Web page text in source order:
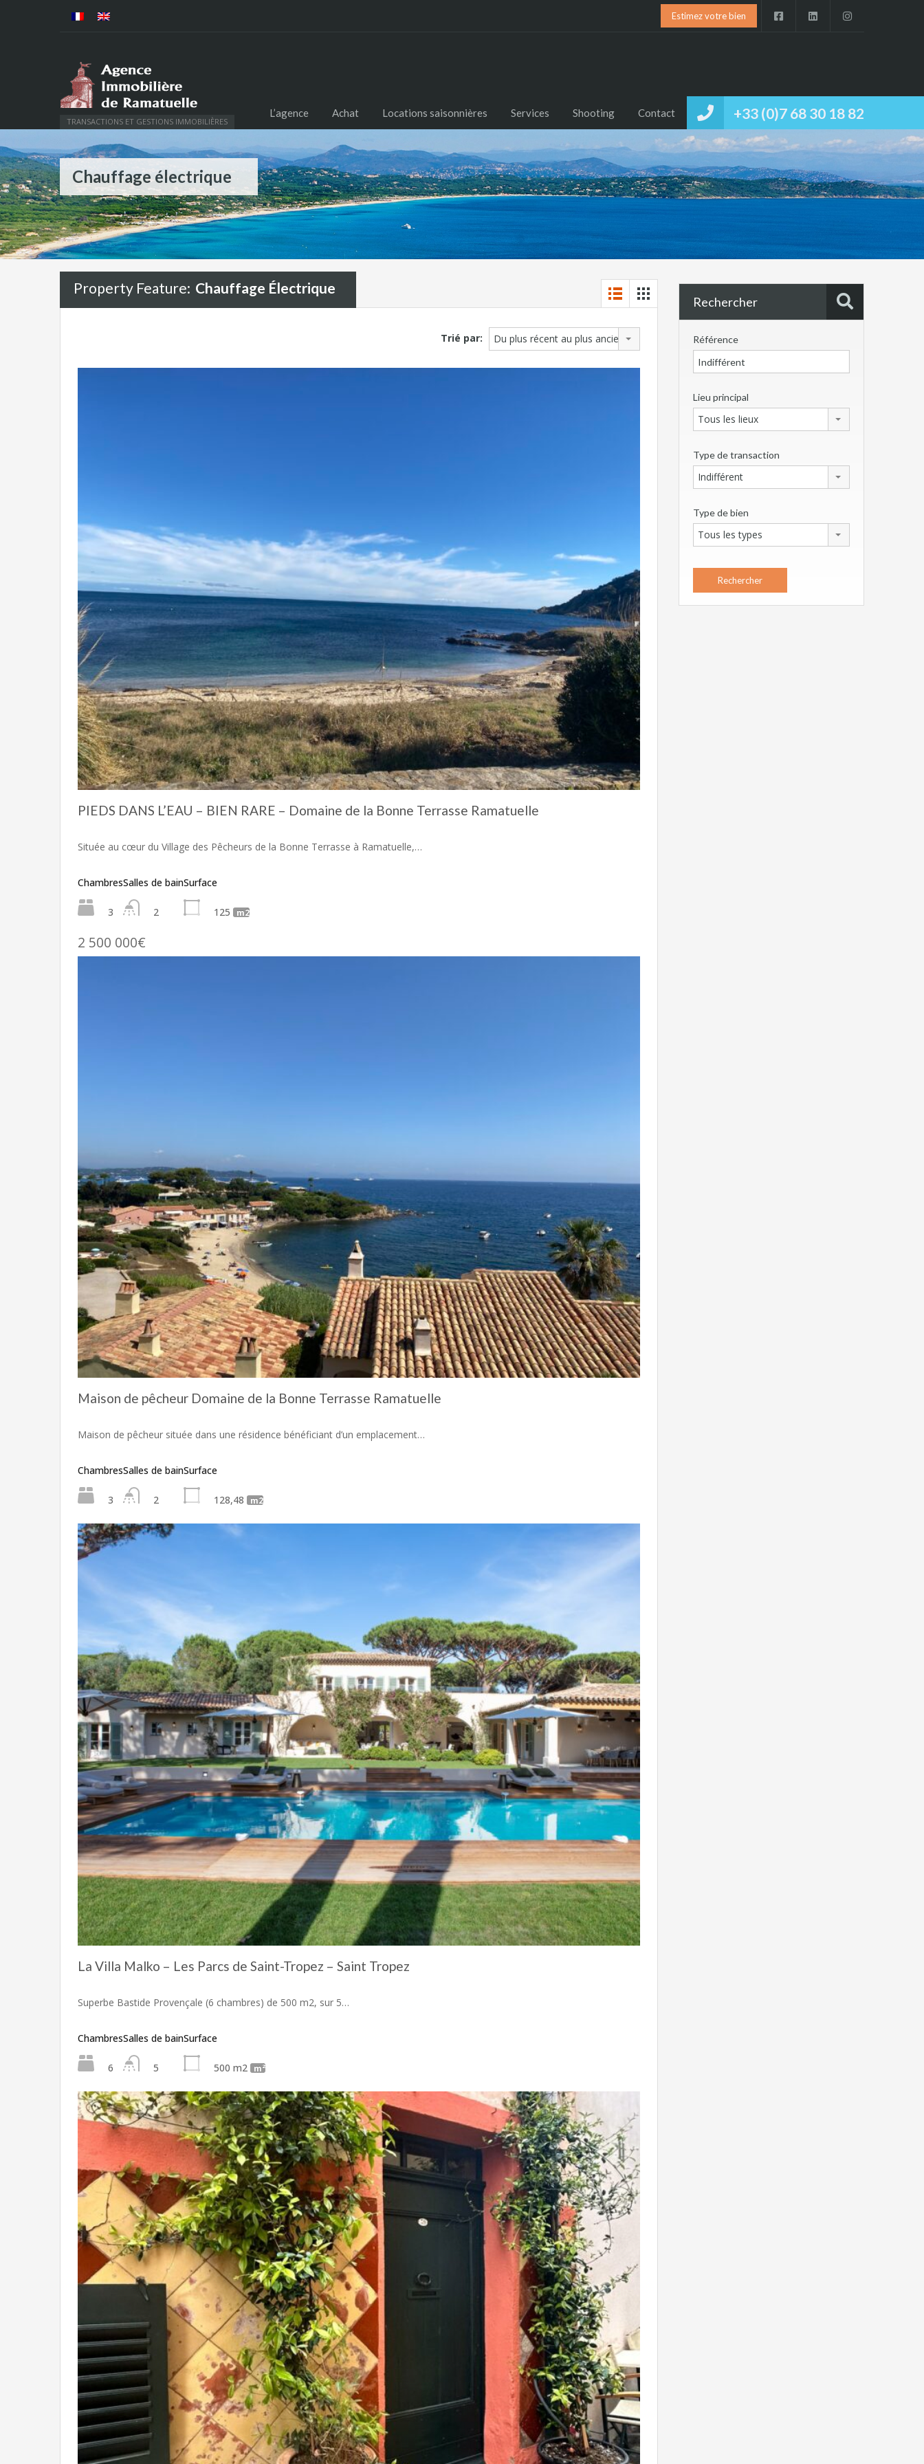
Estimez votre bien
TRANSACTIONS ET GESTIONS IMMOBILIÈRES +33 (0)7 68 30 18 82
L’agence Achat Locations saisonnières Services Shooting Contact
Chauffage électrique
Property Feature: Chauffage Électrique
Trié par: Du plus récent au plus ancien
PIEDS DANS L’EAU – BIEN RARE – Domaine de la Bonne Terrasse Ramatuelle
Située au cœur du Village des Pêcheurs de la Bonne Terrasse à Ramatuelle,…
Chambres
3
Salles de bain
2
Surface
125 m2
2 500 000€
Maison de pêcheur Domaine de la Bonne Terrasse Ramatuelle
Maison de pêcheur située dans une résidence bénéficiant d’un emplacement…
Chambres
3
Salles de bain
2
Surface
128,48 m2
La Villa Malko – Les Parcs de Saint-Tropez – Saint Tropez
Superbe Bastide Provençale (6 chambres) de 500 m2, sur 5…
Chambres
6
Salles de bain
5
Surface
500 m2 m²
Rechercher
Référence
Lieu principal
Tous les lieux
Type de transaction
Indifférent
Type de bien
Tous les types